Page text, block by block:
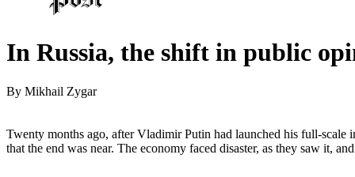
In Russia, the shift in public
By Mikhail Zygar
Twenty months ago, after Vladimir Putin had launched his full-
that the end was near. The economy faced disaster, as they saw it,